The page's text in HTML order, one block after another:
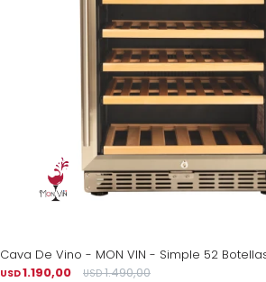
Cava De Vino - MON VIN - Simple 52
USD1.190,00 USD 1.490,00